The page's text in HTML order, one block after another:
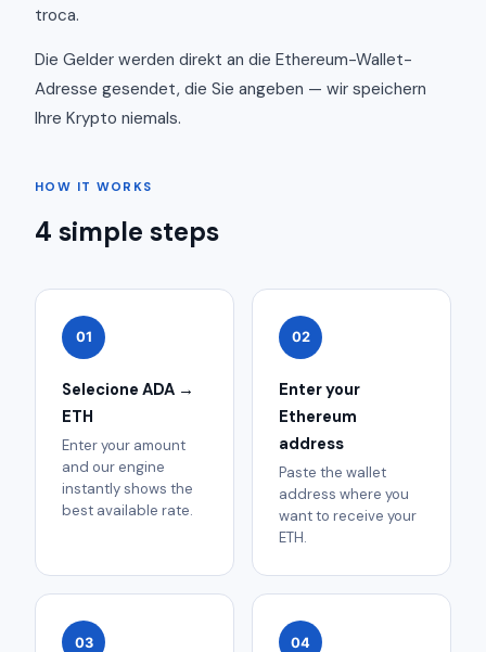
troca.
Die Gelder werden direkt an die Ethereum-Wallet-
Adresse gesendet, die Sie angeben — wir speichern
Ihre Krypto niemals.
HOW IT WORKS
4 simple steps
01
Selecione ADA →
ETH
Enter your amount
and our engine
instantly shows the
best available rate.
02
Enter your
Ethereum
address
Paste the wallet
address where you
want to receive your
ETH.
03 04